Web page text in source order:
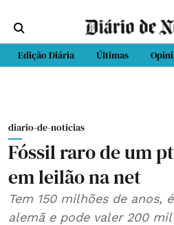
Edição Diária Últimas
diario-de-noticias
Fóssil raro de um
em leilão na net
Tem 150 milhões de anos,
alemã e pode valer 200